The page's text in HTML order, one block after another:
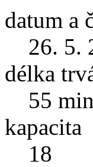
datum a
26. 5.
délka
55
kapacita
18